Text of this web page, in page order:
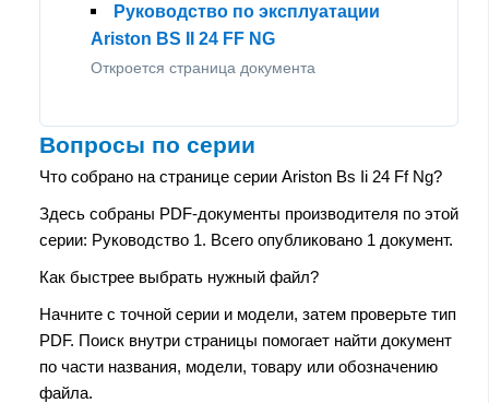
Руководство по эксплуатации
Ariston BS II 24 FF NG
Откроется страница документа
Вопросы по серии
Что собрано на странице серии Ariston Bs Ii 24 Ff Ng?
Здесь собраны PDF-документы производителя по этой
серии: Руководство 1. Всего опубликовано 1 документ.
Как быстрее выбрать нужный файл?
Начните с точной серии и модели, затем проверьте тип
PDF. Поиск внутри страницы помогает найти документ
по части названия, модели, товару или обозначению
файла.